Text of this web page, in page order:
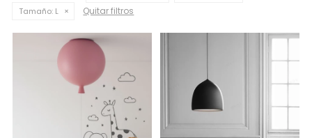
Tamaño: L Quitar filtros